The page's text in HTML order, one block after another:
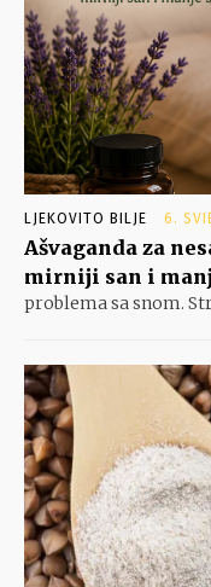
LJEKOVITO BILJE 6.
Ašvaganda za
mirniji san i
problema sa snom.